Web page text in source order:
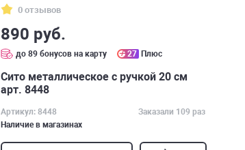
0 отзывов
890 руб.
до 89 бонусов на карту 27 Плюс
Сито металлическое с ручкой 20 см
арт. 8448
Артикул: 8448
Заказали 109 раз
Наличие в магазинах